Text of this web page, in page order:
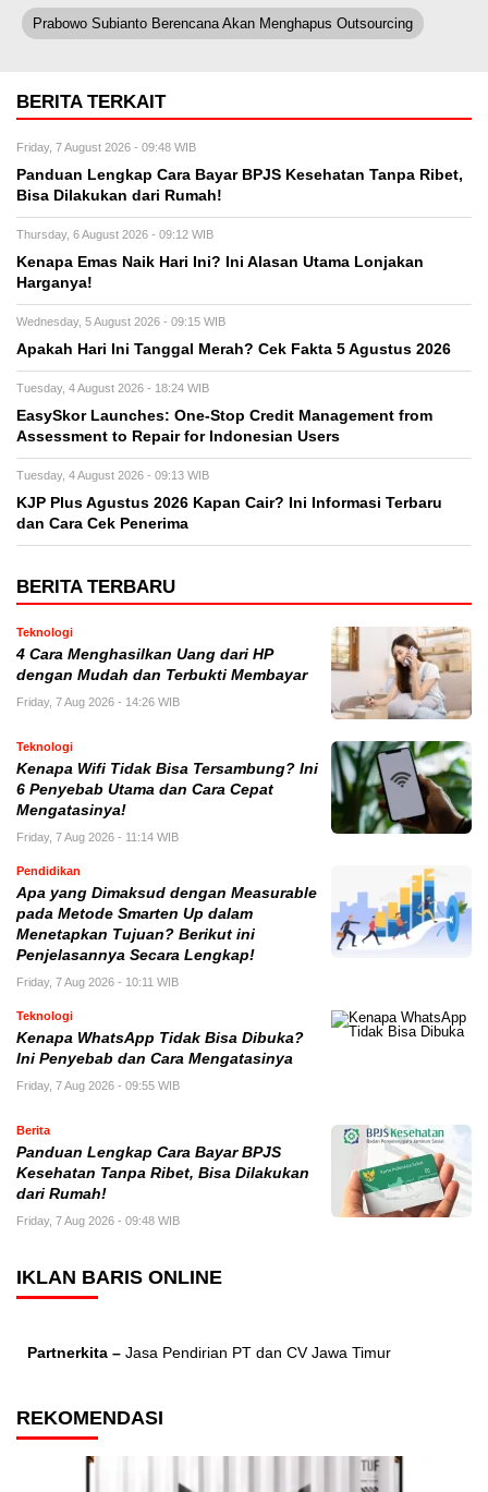
Prabowo Subianto Berencana Akan Menghapus Outsourcing
BERITA TERKAIT
Friday, 7 August 2026 - 09:48 WIB
Panduan Lengkap Cara Bayar BPJS Kesehatan Tanpa Ribet,
Bisa Dilakukan dari Rumah!
Thursday, 6 August 2026 - 09:12 WIB
Kenapa Emas Naik Hari Ini? Ini Alasan Utama Lonjakan
Harganya!
Wednesday, 5 August 2026 - 09:15 WIB
Apakah Hari Ini Tanggal Merah? Cek Fakta 5 Agustus 2026
Tuesday, 4 August 2026 - 18:24 WIB
EasySkor Launches: One-Stop Credit Management from
Assessment to Repair for Indonesian Users
Tuesday, 4 August 2026 - 09:13 WIB
KJP Plus Agustus 2026 Kapan Cair? Ini Informasi Terbaru
dan Cara Cek Penerima
BERITA TERBARU
Teknologi
4 Cara Menghasilkan Uang dari HP
dengan Mudah dan Terbukti Membayar
Friday, 7 Aug 2026 - 14:26 WIB
Teknologi
Kenapa Wifi Tidak Bisa Tersambung? Ini
6 Penyebab Utama dan Cara Cepat
Mengatasinya!
Friday, 7 Aug 2026 - 11:14 WIB
Pendidikan
Apa yang Dimaksud dengan Measurable
pada Metode Smarten Up dalam
Menetapkan Tujuan? Berikut ini
Penjelasannya Secara Lengkap!
Friday, 7 Aug 2026 - 10:11 WIB
Teknologi
Kenapa WhatsApp Tidak Bisa Dibuka?
Ini Penyebab dan Cara Mengatasinya
Friday, 7 Aug 2026 - 09:55 WIB
Berita
Panduan Lengkap Cara Bayar BPJS
Kesehatan Tanpa Ribet, Bisa Dilakukan
dari Rumah!
Friday, 7 Aug 2026 - 09:48 WIB
IKLAN BARIS ONLINE
Partnerkita – Jasa Pendirian PT dan CV Jawa Timur
REKOMENDASI